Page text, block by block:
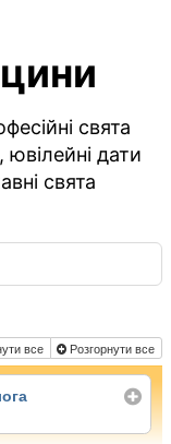
свята
ювілейні дати
свята
все Розгорнути все